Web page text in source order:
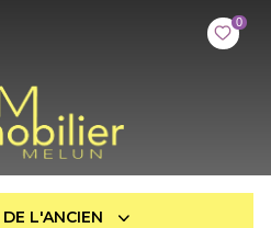
0
DE L'ANCIEN